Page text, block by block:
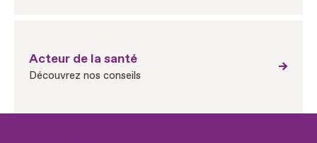
Acteur de la santé
Découvrez nos conseils